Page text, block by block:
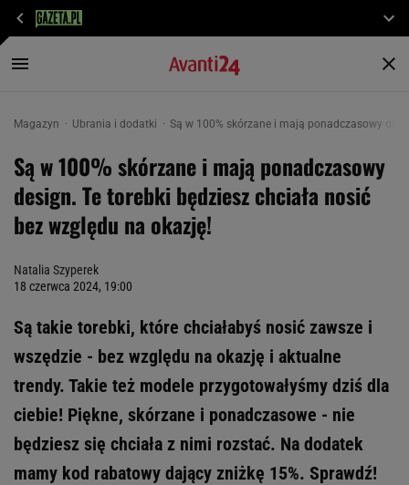
Magazyn Ubrania i dodatki Są w 100% skórzane i mają ponadczasowy
Są w 100% skórzane i mają ponadczasowy
design. Te torebki będziesz chciała nosić
bez względu na okazję!
Natalia Szyperek
18 czerwca 2024, 19:00
Są takie torebki, które chciałabyś nosić zawsze i
wszędzie - bez względu na okazję i aktualne
trendy. Takie też modele przygotowałyśmy dziś dla
ciebie! Piękne, skórzane i ponadczasowe - nie
będziesz się chciała z nimi rozstać. Na dodatek
mamy kod rabatowy dający zniżkę 15%. Sprawdź!